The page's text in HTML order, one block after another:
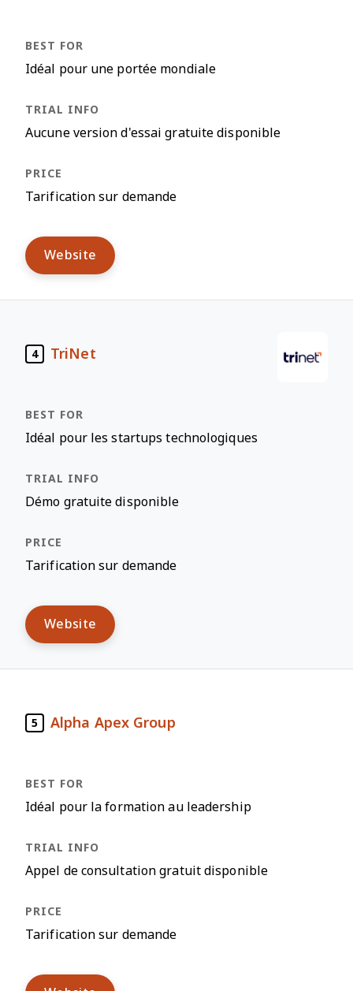
Idéal pour une portée mondiale
Aucune version d'essai gratuite disponible
Tarification sur demande
Website
4 TriNet
Idéal pour les startups technologiques
Démo gratuite disponible
Tarification sur demande
Website
5 Alpha Apex Group
Idéal pour la formation au leadership
Appel de consultation gratuit disponible
Tarification sur demande